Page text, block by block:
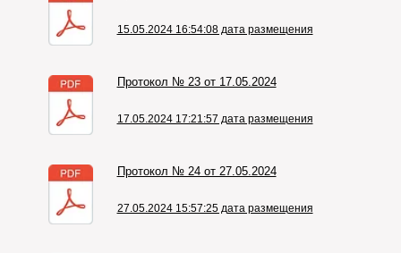
15.05.2024 16:54:08 дата размещения
Протокол № 23 от 17.05.2024
17.05.2024 17:21:57 дата размещения
Протокол № 24 от 27.05.2024
27.05.2024 15:57:25 дата размещения